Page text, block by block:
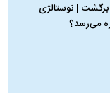
برگشت | نوستالژی
می‌رسد؟